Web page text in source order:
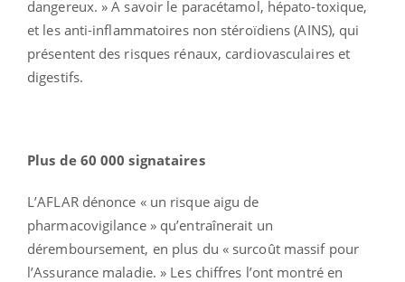
dangereux. » A savoir le paracétamol, hépato-toxique,
et les anti-inflammatoires non stéroïdiens (AINS), qui
présentent des risques rénaux, cardiovasculaires et
digestifs.
Plus de 60 000 signataires
L’AFLAR dénonce « un risque aigu de
pharmacovigilance » qu’entraînerait un
déremboursement, en plus du « surcoût massif pour
l’Assurance maladie. » Les chiffres l’ont montré en